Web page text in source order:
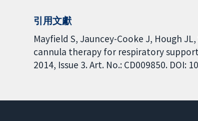
引用文獻
Mayfield S, Jauncey-Cooke J, Hough
cannula therapy for respiratory
2014, Issue 3. Art. No.: CD009850. DOI: